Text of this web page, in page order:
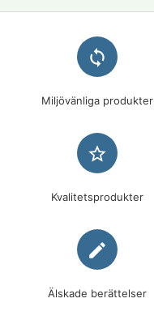
loop
Miljövänliga produkter
star_border
Kvalitetsprodukter
edit
Älskade berättelser